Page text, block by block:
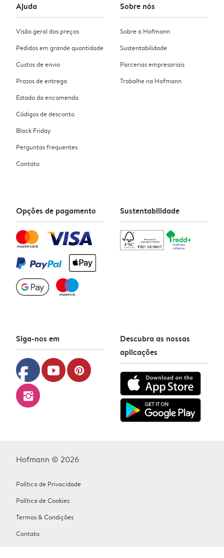
Ajuda
Visão geral dos preços
Pedidos em grande quantidade
Custos de envio
Prazos de entrega
Estado da encomenda
Códigos de desconto
Black Friday
Perguntas frequentes
Contato
Sobre nós
Sobre a Hofmann
Sustentabilidade
Parcerias empresariais
Trabalhe na Hofmann
Opções de pagamento Sustentabilidade
Siga-nos em
facebook youtube pinterest
instagram
Descubra as nossas
aplicações
Hofmann © 2026
Política de Privacidade
Política de Cookies
Termos & Condições
Contato